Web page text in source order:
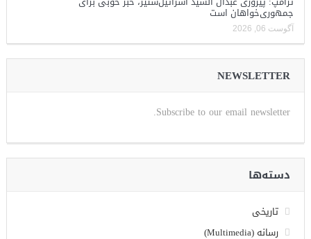
جمهوری‌خواهان است
آگوست 06, 2026
NEWSLETTER
Subscribe to our email newsletter.
دسته‌ها
تاریخی
رسانه (Multimedia)